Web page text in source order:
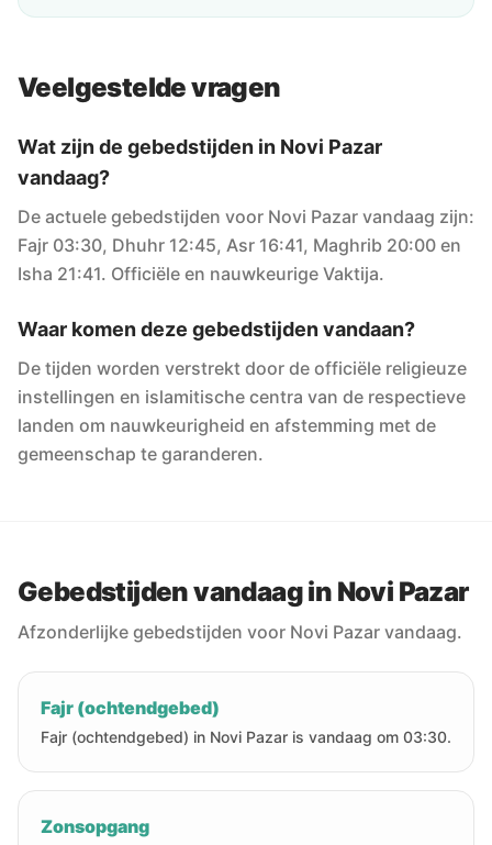
Veelgestelde vragen
Wat zijn de gebedstijden in Novi Pazar
vandaag?
De actuele gebedstijden voor Novi Pazar vandaag zijn:
Fajr 03:30, Dhuhr 12:45, Asr 16:41, Maghrib 20:00 en
Isha 21:41. Officiële en nauwkeurige Vaktija.
Waar komen deze gebedstijden vandaan?
De tijden worden verstrekt door de officiële religieuze
instellingen en islamitische centra van de respectieve
landen om nauwkeurigheid en afstemming met de
gemeenschap te garanderen.
Gebedstijden vandaag in Novi Pazar
Afzonderlijke gebedstijden voor Novi Pazar vandaag.
Fajr (ochtendgebed)
Fajr (ochtendgebed) in Novi Pazar is vandaag om 03:30.
Zonsopgang